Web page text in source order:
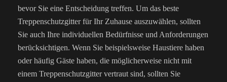
bevor Sie eine Entscheidung treffen. Um das beste
Treppenschutzgitter für Ihr Zuhause auszuwählen, sollten
Sie auch Ihre individuellen Bedürfnisse und Anforderungen
berücksichtigen. Wenn Sie beispielsweise Haustiere haben
oder häufig Gäste haben, die möglicherweise nicht mit
einem Treppenschutzgitter vertraut sind, sollten Sie